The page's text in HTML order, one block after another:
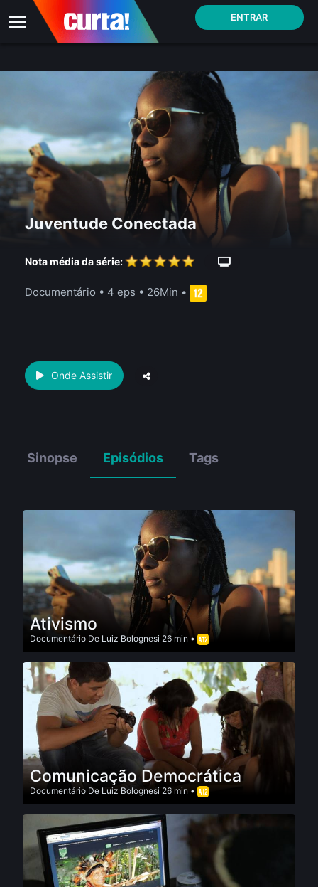
ENTRAR
Juventude Conectada
Nota média da série:
Documentário • 4 eps • 26Min •
Onde Assistir
Sinopse Episódios Tags
Ativismo
Documentário De Luiz Bolognesi 26 min •
Comunicação Democrática
Documentário De Luiz Bolognesi 26 min •